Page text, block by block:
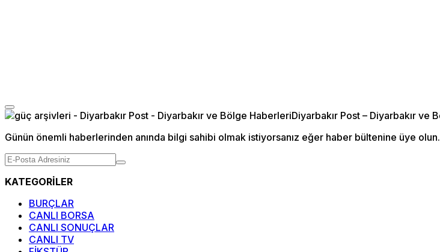
Günün önemli haberlerinden anında bilgi sahibi olmak istiyorsanız eğer haber bültenine üye olun.
KATEGORİLER
BURÇLAR
CANLI BORSA
CANLI SONUÇLAR
CANLI TV